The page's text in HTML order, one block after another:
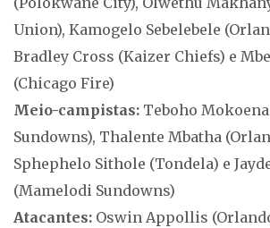
Union), Kamogelo Sebelebele
Bradley Cross (Kaizer Chiefs) e
(Chicago Fire)
Meio-campistas: Teboho
Sundowns), Thalente Mbatha
Sphephelo Sithole (Tondela) e
(Mamelodi Sundowns)
Atacantes: Oswin Appollis